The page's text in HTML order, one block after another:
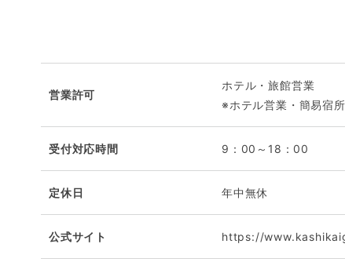
営業許可
ホテル・旅館営業
※ホテル営業・簡易宿
受付対応時間 9：00～18：00
定休日 年中無休
公式サイト https://